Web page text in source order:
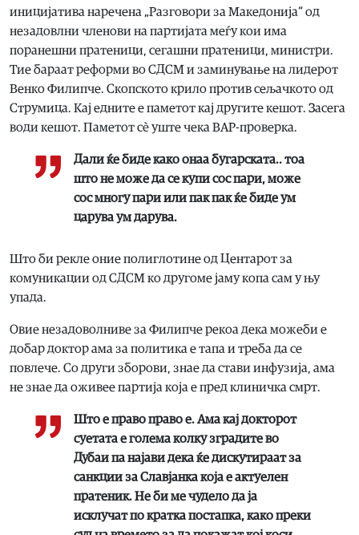
иницијатива наречена „Разговори за Македонија“ од
незадовлни членови на партијата меѓу кои има
поранешни пратеници, сегашни пратеници, министри.
Тие бараат реформи во СДСМ и заминување на лидерот
Венко Филипче. Скопското крило против сељачкото од
Струмица. Кај едните е паметот кај другите кешот. Засега
води кешот. Паметот сè уште чека ВАР-проверка.
Дали ќе биде како онаа бугарската.. тоа
што не може да се купи сос пари, може
сос многу пари или пак пак ќе биде ум
царува ум дарува.
Што би рекле оние полиглотине од Центарот за
комуникации од СДСМ ко другоме јаму копа сам у њу
упада.
Овие незадоволниве за Филипче рекоа дека можеби е
добар доктор ама за политика е тапа и треба да се
повлече. Со други зборови, знае да стави инфузија, ама
не знае да оживее партија која е пред клиничка смрт.
Што е право право е. Ама кај докторот
суетата е голема колку зградите во
Дубаи па најави дека ќе дискутираат за
санкции за Славјанка која е актуелен
пратеник. Не би ме чудело да ја
исклучат по кратка постапка, како преки